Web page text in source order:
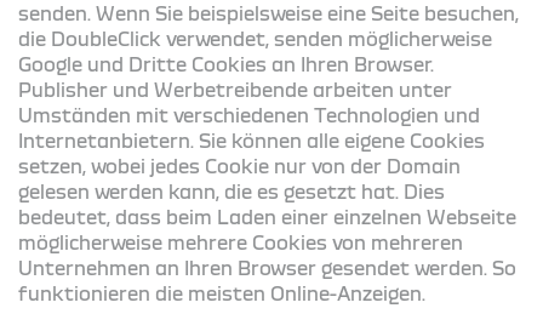
senden. Wenn Sie beispielsweise eine Seite besuchen,
die DoubleClick verwendet, senden möglicherweise
Google und Dritte Cookies an Ihren Browser.
Publisher und Werbetreibende arbeiten unter
Umständen mit verschiedenen Technologien und
Internetanbietern. Sie können alle eigene Cookies
setzen, wobei jedes Cookie nur von der Domain
gelesen werden kann, die es gesetzt hat. Dies
bedeutet, dass beim Laden einer einzelnen Webseite
möglicherweise mehrere Cookies von mehreren
Unternehmen an Ihren Browser gesendet werden. So
funktionieren die meisten Online-Anzeigen.